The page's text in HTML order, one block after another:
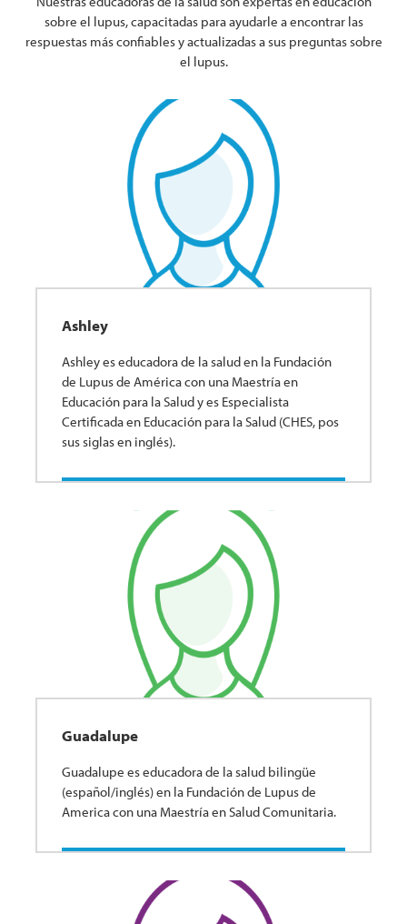
sobre el lupus, capacitadas para ayudarle a encontrar las
respuestas más confiables y actualizadas a sus preguntas sobre
el lupus.
Ashley
Ashley es educadora de la salud en la Fundación
de Lupus de América con una Maestría en
Educación para la Salud y es Especialista
Certificada en Educación para la Salud (CHES, pos
sus siglas en inglés).
Guadalupe
Guadalupe es educadora de la salud bilingüe
(español/inglés) en la Fundación de Lupus de
America con una Maestría en Salud Comunitaria.